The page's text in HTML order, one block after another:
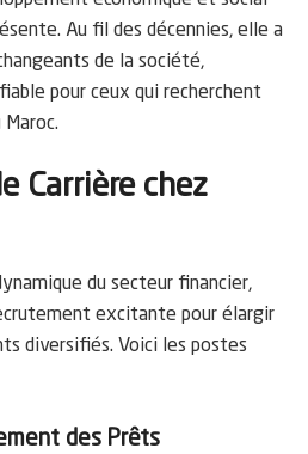
Au fil des décennies, elle a
de la société,
pour ceux qui recherchent
Carrière chez
du secteur financier,
excitante pour élargir
diversifiés. Voici les postes
des Prêts